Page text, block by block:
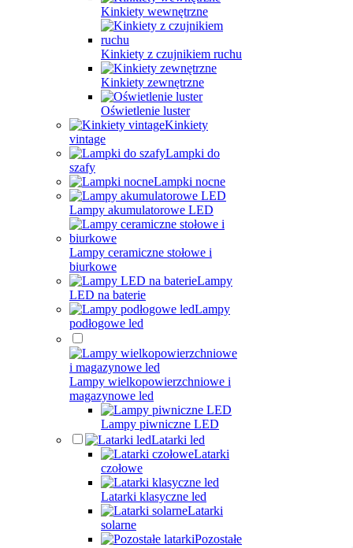
Kinkiety wewnętrzne
Kinkiety z czujnikiem ruchu
Kinkiety zewnętrzne
Oświetlenie luster
Kinkiety
vintage
Lampki do
szafy
Lampki nocne
Lampy akumulatorowe LED
Lampy ceramiczne stołowe i
biurkowe
Lampy
LED na baterie
Lampy
podłogowe led
Lampy wielkopowierzchniowe i
magazynowe led
Lampy piwniczne LED
Latarki led
Latarki
czołowe
Latarki klasyczne led
Latarki
solarne
Pozostałe